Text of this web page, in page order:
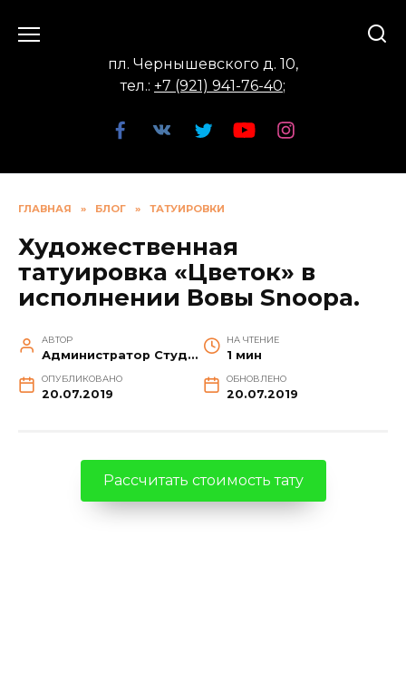
пл. Чернышевского д. 10,
тел.: +7 (921) 941-76-40;
ГЛАВНАЯ » БЛОГ » ТАТУИРОВКИ
Художественная
татуировка «Цветок» в
исполнении Вовы Snoopa.
АВТОР
Администратор Студии
НА ЧТЕНИЕ
1 мин
ОПУБЛИКОВАНО
20.07.2019
ОБНОВЛЕНО
20.07.2019
Рассчитать стоимость тату